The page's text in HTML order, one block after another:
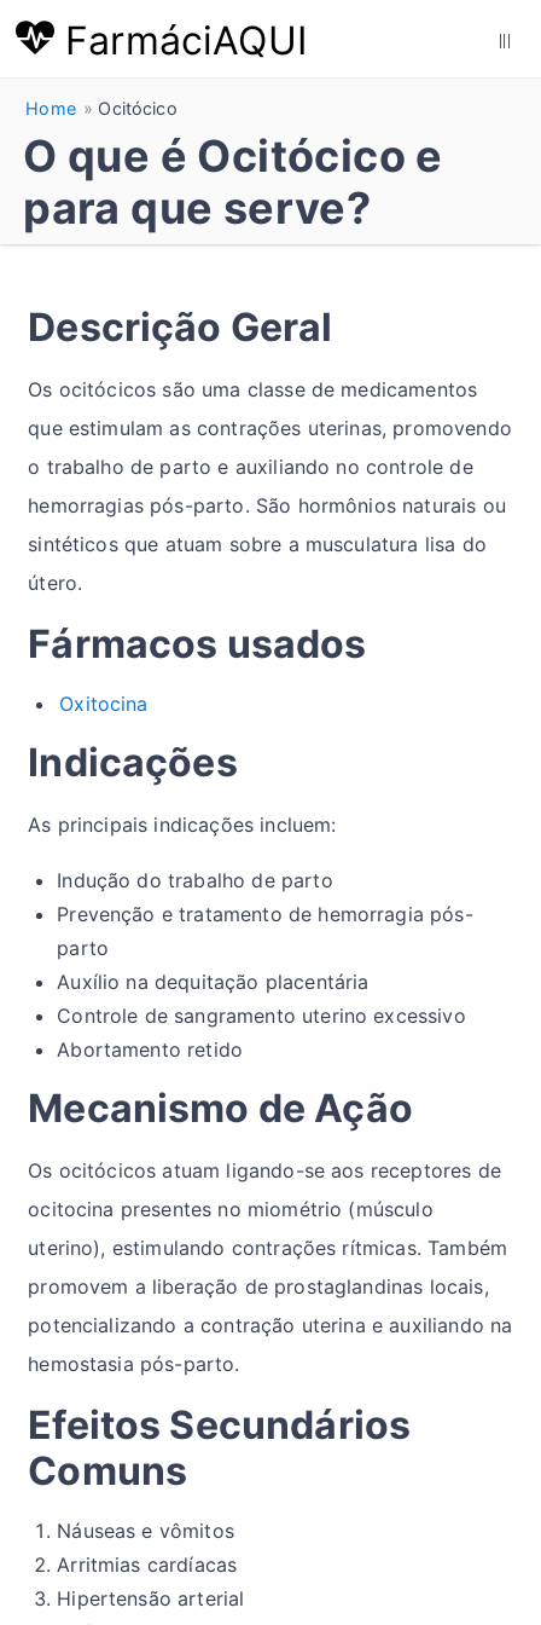
FarmáciAQUI
Home Ocitócico
O que é Ocitócico e
para que serve?
Descrição Geral
Os ocitócicos são uma classe de medicamentos
que estimulam as contrações uterinas, promovendo
o trabalho de parto e auxiliando no controle de
hemorragias pós-parto. São hormônios naturais ou
sintéticos que atuam sobre a musculatura lisa do
útero.
Fármacos usados
Oxitocina
Indicações
As principais indicações incluem:
Indução do trabalho de parto
Prevenção e tratamento de hemorragia pós-
parto
Auxílio na dequitação placentária
Controle de sangramento uterino excessivo
Abortamento retido
Mecanismo de Ação
Os ocitócicos atuam ligando-se aos receptores de
ocitocina presentes no miométrio (músculo
uterino), estimulando contrações rítmicas. Também
promovem a liberação de prostaglandinas locais,
potencializando a contração uterina e auxiliando na
hemostasia pós-parto.
Efeitos Secundários
Comuns
Náuseas e vômitos
Arritmias cardíacas
Hipertensão arterial